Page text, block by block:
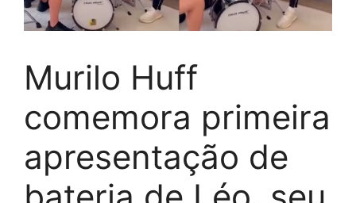
Murilo Huff
comemora primeira
apresentação de